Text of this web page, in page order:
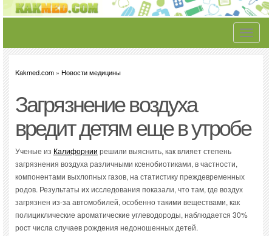
Toggle
Kakmed.com » Новости медицины
Загрязнение воздуха
вредит детям еще в утробе
Ученые из Калифорнии решили выяснить, как влияет степень
загрязнения воздуха различными ксенобиотиками, в частности,
компонентами выхлопных газов, на статистику преждевременных
родов. Результаты их исследования показали, что там, где воздух
загрязнен из-за автомобилей, особенно такими веществами, как
полициклические ароматические углеводороды, наблюдается 30%
рост числа случаев рождения недоношенных детей.